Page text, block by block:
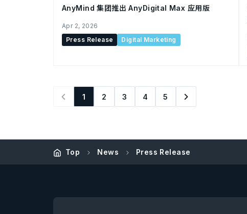
AnyMind 集团推出 AnyDigital Max 应用版
Apr 2, 2026
Press Release
Digital Marketing
1 2 3 4 5
Top News Press Release